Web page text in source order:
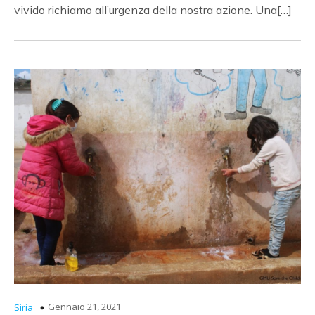
vivido richiamo all’urgenza della nostra azione. Una[…]
Siria Gennaio 21, 2021